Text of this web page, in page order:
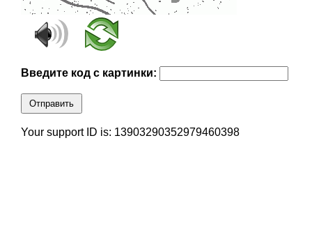
Введите код с картинки:
Отправить
Your support ID is: 13903290352979460398